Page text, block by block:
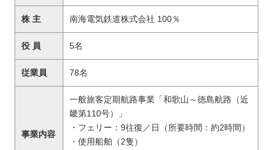
株 主 南海電気鉄道株式会社 100％
役 員 5名
従業員 78名
事業内容
一般旅客定期航路事業「和歌山～徳島航路（近
畿第110号）」
・フェリー：9往復／日（所要時間：約2時間）
・使用船舶（2隻）